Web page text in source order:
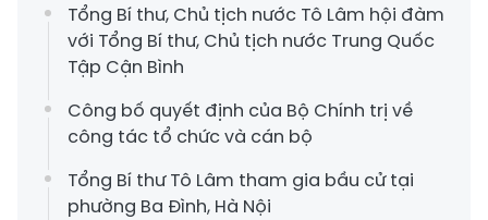
Tổng Bí thư, Chủ tịch nước Tô Lâm hội đàm
với Tổng Bí thư, Chủ tịch nước Trung Quốc
Tập Cận Bình
Công bố quyết định của Bộ Chính trị về
công tác tổ chức và cán bộ
Tổng Bí thư Tô Lâm tham gia bầu cử tại
phường Ba Đình, Hà Nội